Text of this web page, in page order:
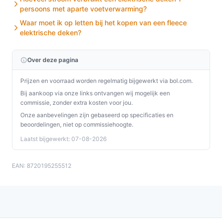
persoons met aparte voetverwarming?
Waar moet ik op letten bij het kopen van een fleece
elektrische deken?
Over deze pagina
Prijzen en voorraad worden regelmatig bijgewerkt via bol.com.
Bij aankoop via onze links ontvangen wij mogelijk een
commissie, zonder extra kosten voor jou.
Onze aanbevelingen zijn gebaseerd op specificaties en
beoordelingen, niet op commissiehoogte.
Laatst bijgewerkt: 07-08-2026
EAN: 8720195255512